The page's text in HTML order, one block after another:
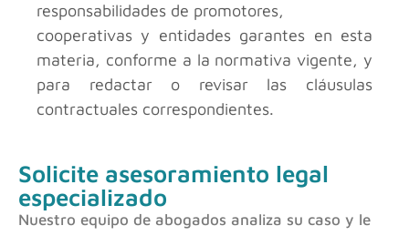
responsabilidades de promotores,
cooperativas y entidades garantes en esta
materia, conforme a la normativa vigente, y
para redactar o revisar las cláusulas
contractuales correspondientes.
Solicite asesoramiento legal
especializado
Nuestro equipo de abogados analiza su caso y le